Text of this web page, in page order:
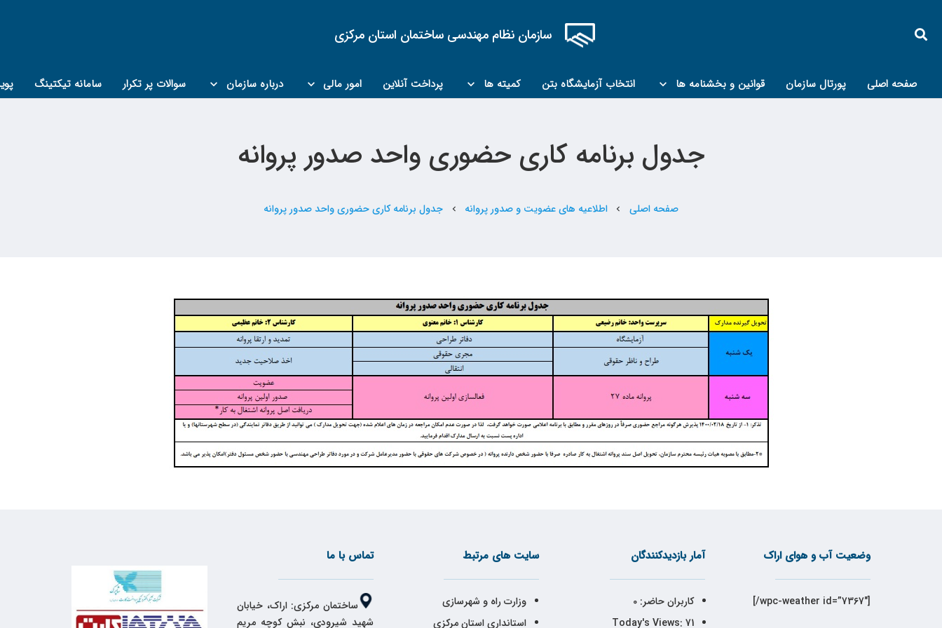
سازمان نظام مهندسی ساختمان استان مرکزی
صفحه اصلی پورتال سازمان قوانین و بخشنامه ها انتخاب آزمایشگاه بتن کمیته ها پرداخت آنلاین امور مالی درباره سازمان سوالات پر تکرار سامانه تیکتینگ
جدول برنامه کاری حضوری واحد صدور پروانه
صفحه اصلی chevron_left اطلاعیه های عضویت و صدور پروانه chevron_left جدول برنامه کاری حضوری واحد صدور پروانه
وضعیت آب و هوای اراک
[wpc-weather id=”7367″/]
آمار بازدیدکنندگان
کاربران حاضر:0
Today's Views: 71
سایت های مرتبط
وزارت راه و شهرسازی
استانداری استان مرکزی
تماس با ما
ساختمان مرکزی: اراک، خیابان
شهید شیرودی، نبش کوچه مریم